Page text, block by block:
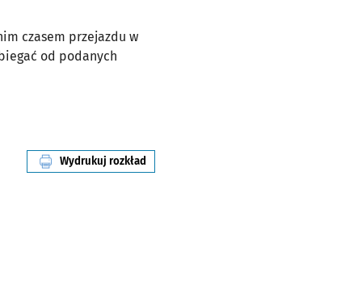
czasem przejazdu w
od podanych
Wydrukuj rozkład
linii nr 903